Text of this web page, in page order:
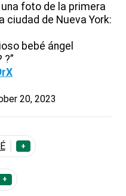
foto de la primera
ciudad de Nueva York:
bebé ángel
?”
20, 2023
+
+